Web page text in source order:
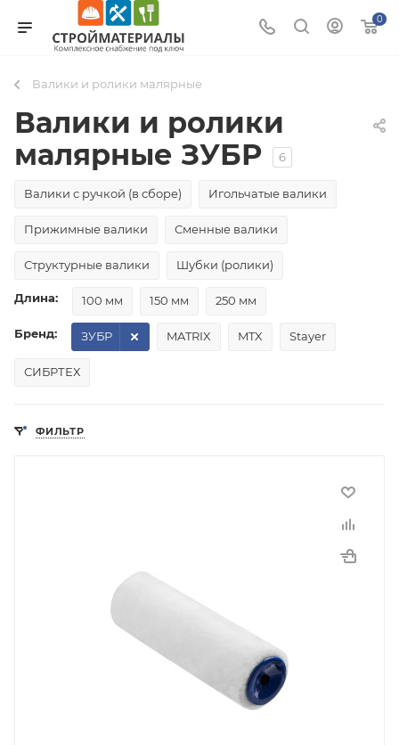
0
Валики и ролики малярные
Валики и ролики
малярные ЗУБР
6
Валики с ручкой (в сборе) Игольчатые валики
Прижимные валики Сменные валики
Структурные валики Шубки (ролики)
Длина: 100 мм 150 мм 250 мм
Бренд: MATRIX MTX Stayer
ЗУБР
СИБРТЕХ
ФИЛЬТР